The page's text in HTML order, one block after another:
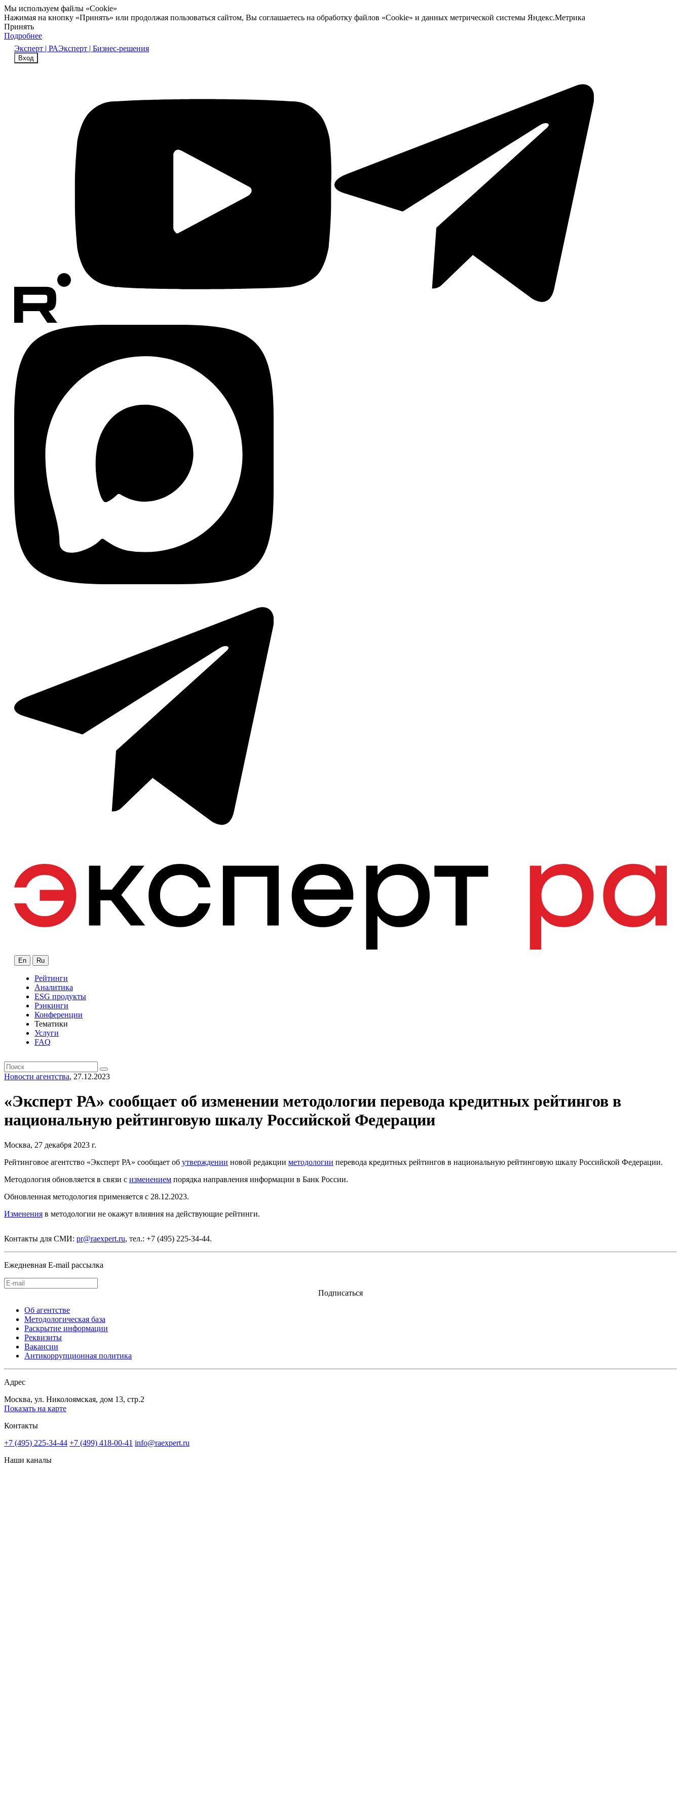
Мы используем файлы «Cookie»
Нажимая на кнопку «Принять» или продолжая пользоваться сайтом, Вы соглашаетесь на обработку файлов «Cookie» и данных метрической системы Яндекс.Метрика
Принять
Подробнее
Эксперт | РАЭксперт | Бизнес-решения
Вход
En Ru
Рейтинги
Аналитика
ESG продукты
Рэнкинги
Конференции
Тематики
Услуги
FAQ
Новости агентства, 27.12.2023
«Эксперт РА» сообщает об изменении методологии перевода кредитных рейтингов в
национальную рейтинговую шкалу Российской Федерации
Москва, 27 декабря 2023 г.
Рейтинговое агентство «Эксперт РА» сообщает об утверждении новой редакции методологии перевода кредитных рейтингов в национальную рейтинговую шкалу Российской Федерации.
Методология обновляется в связи с изменением порядка направления информации в Банк России.
Обновленная методология применяется с 28.12.2023.
Изменения в методологии не окажут влияния на действующие рейтинги.
Контакты для СМИ: pr@raexpert.ru, тел.: +7 (495) 225-34-44.
Ежедневная E-mail рассылка
Подписаться
Об агентстве
Методологическая база
Раскрытие информации
Реквизиты
Вакансии
Антикоррупционная политика
Адрес
Москва, ул. Николоямская, дом 13, стр.2
Показать на карте
Контакты
+7 (495) 225-34-44 +7 (499) 418-00-41 info@raexpert.ru
Наши каналы